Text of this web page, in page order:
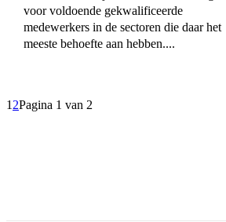
voor voldoende gekwalificeerde
medewerkers in de sectoren die daar het
meeste behoefte aan hebben....
1 2Pagina 1 van 2